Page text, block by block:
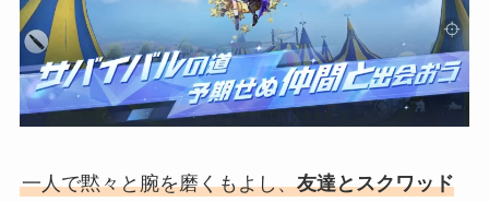
一人で黙々と腕を磨くもよし、友達とスクワッド